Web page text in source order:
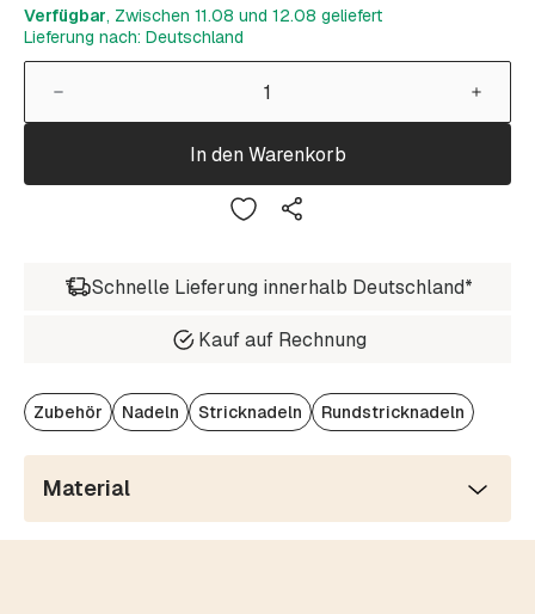
Verfügbar, Zwischen 11.08 und 12.08 geliefert
Lieferung nach: Deutschland
In den Warenkorb
Schnelle Lieferung innerhalb Deutschland*
Kauf auf Rechnung
Zubehör Nadeln Stricknadeln Rundstricknadeln
Material